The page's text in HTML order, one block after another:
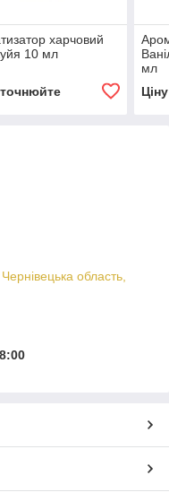
харчовий
10 мл
мл
область,